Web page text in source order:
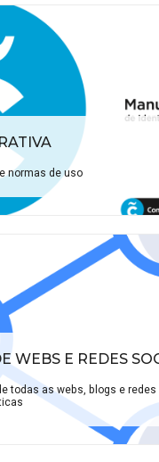
normas de uso
WEBS E REDES
todas as webs, blogs e